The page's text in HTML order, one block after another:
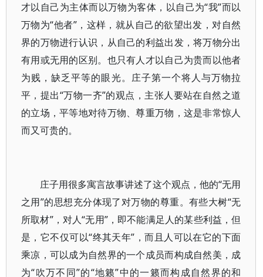
才以自己为主体而以万物为客体，以自己为“我”而以
万物为“他者”，这样，就从自己的欲望出发，对自然
界的万物进行认识，从自己的利益出发，将万物分出
有用或无用的区别。也只有人才以自己为贵而以他者
为贱，缺乏平等的眼光。庄子第一个将人与万物拉
平，提出“万物一齐”的观点，主张人要站在自然之道
的立场，平等地对待万物、尊重万物，这是非常惊人
而又可贵的。
庄子用很多寓言故事讲述了这个观点，他的“无用
之用”的思想充分体现了对万物的尊重。有些大树“无
所取材”，对人“无用”，即不能满足人的某些利益，但
是，它不仅可以“终其天年”，而且人可以在它的下面
乘凉，可以成为自然界的一个成员而构成自然美，成
为“吹万不同”的“地籁”中的一籁而构成自然界的和